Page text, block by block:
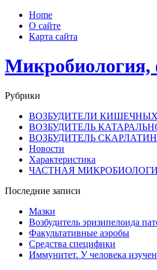
Home
О сайте
Карта сайта
Микробиология,
Рубрики
ВОЗБУДИТЕЛИ
ВОЗБУДИТЕЛЬ
ВОЗБУДИТЕЛЬ
Новости
Характеристика
ЧАСТНАЯ
Последние записи
Мазки
Возбудитель эризипелоида
Факультативные аэробы
Средства специфики
Иммунитет. У человека изучен